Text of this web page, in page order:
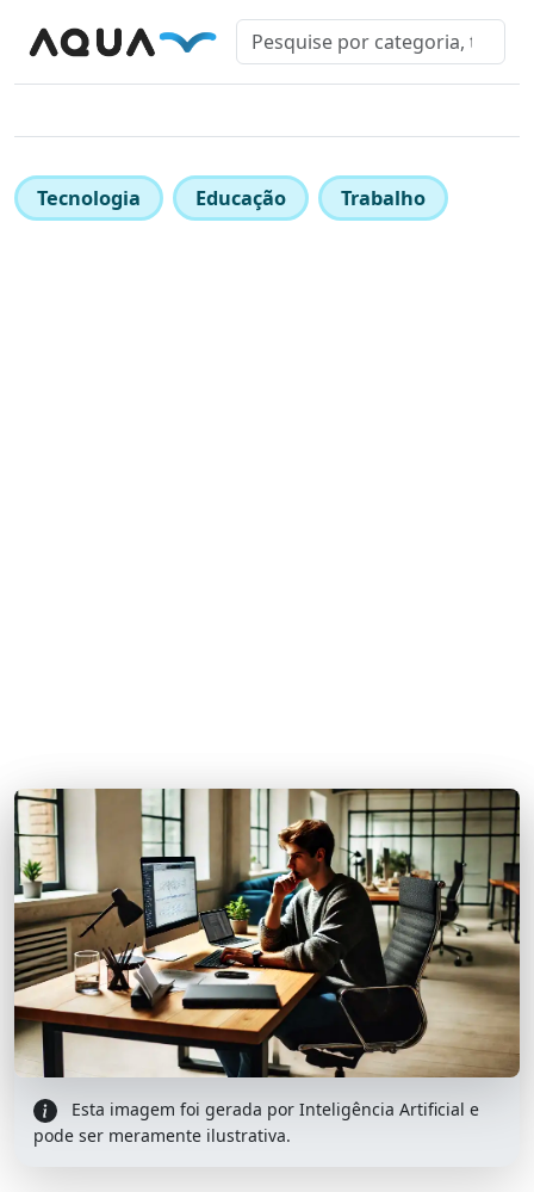
Tecnologia Educação Trabalho
Esta imagem foi gerada por Inteligência Artificial e
pode ser meramente ilustrativa.